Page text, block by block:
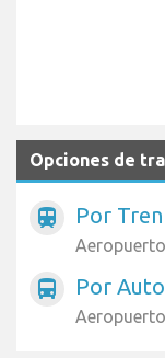
Opciones de
train Por Tren
directions_bus Por